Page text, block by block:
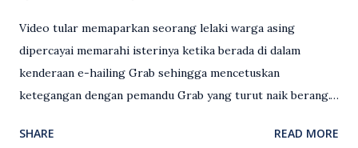
Video tular memaparkan seorang lelaki warga asing
dipercayai memarahi isterinya ketika berada di dalam
kenderaan e-hailing Grab sehingga mencetuskan
ketegangan dengan pemandu Grab yang turut naik berang.
antara seorang lelaki warga asing dengan pemandu Grab
SHARE READ MORE